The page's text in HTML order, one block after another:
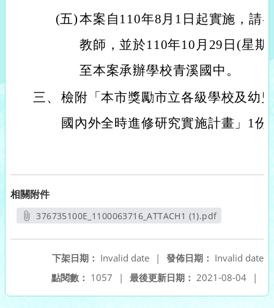
(五)本案自110年8月1日起實施，請
教師，並於110年10月29日(星
至本案承辦學校青溪國中。
三、 檢附「本市獎勵市立各級學校及幼
國內外全時進修研究實施計畫」1份
相關附件
376735100E_1100063716_ATTACH1 (1).pdf
發佈日期： Invalid date
下架日期： Invalid date
|
最後更新日期： 2021-08-04 |
點閱數： 1057 |